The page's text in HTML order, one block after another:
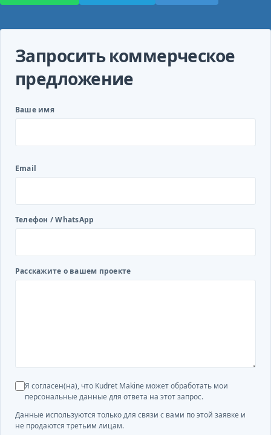
Запросить коммерческое
предложение
Ваше имя
Email
Телефон / WhatsApp
Расскажите о вашем проекте
Я согласен(на), что Kudret Makine может обработать мои
персональные данные для ответа на этот запрос.
Данные используются только для связи с вами по этой заявке и
не продаются третьим лицам.